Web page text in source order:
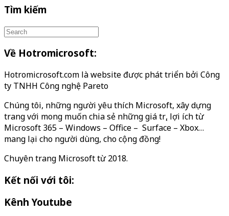
Tìm kiếm
Về Hotromicrosoft:
Hotromicrosoft.com là website được phát triển bởi Công
ty TNHH Công nghệ Pareto
Chúng tôi, những người yêu thích Microsoft, xây dựng
trang với mong muốn chia sẻ những giá trị, lợi ích từ
Microsoft 365 – Windows – Office – Surface – Xbox…
mang lại cho người dùng, cho cộng đồng!
Chuyên trang Microsoft từ 2018.
Kết nối với tôi:
Kênh Youtube